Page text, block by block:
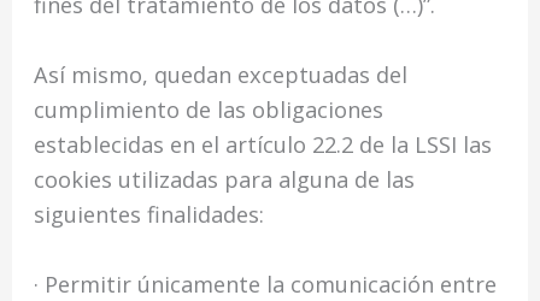
Así mismo, quedan exceptuadas del
cumplimiento de las obligaciones
establecidas en el artículo 22.2 de la LSSI las
cookies utilizadas para alguna de las
siguientes finalidades:
· Permitir únicamente la comunicación entre